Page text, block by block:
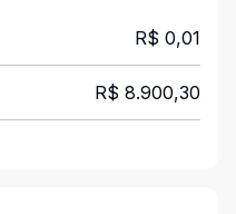
R$ 0,01
R$ 8.900,30